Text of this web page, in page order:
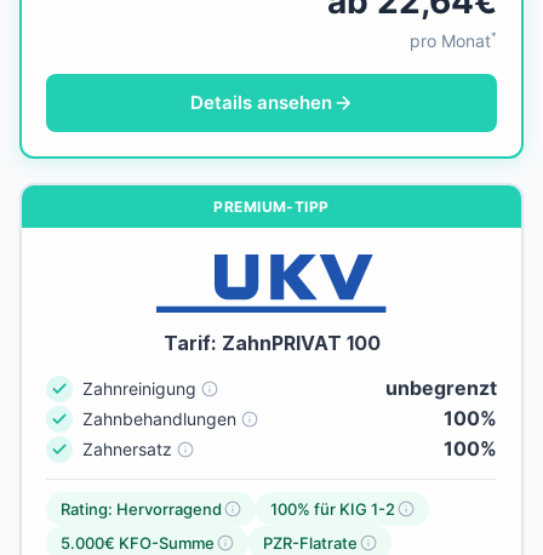
pro Monat*
Details ansehen
PREMIUM-TIPP
Tarif: ZahnPRIVAT 100
Zahnreinigung unbegrenzt
Zahnbehandlungen 100%
Zahnersatz 100%
Rating: Hervorragend
100% für KIG 1-2
5.000€ KFO-Summe
PZR-Flatrate